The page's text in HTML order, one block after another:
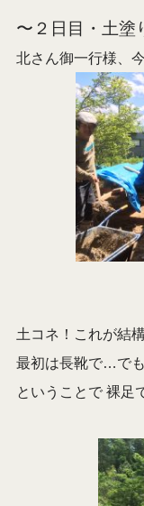
〜２日目・土塗
北さん御一行様、
土コネ！これが結
最初は長靴で…で
ということで 裸足